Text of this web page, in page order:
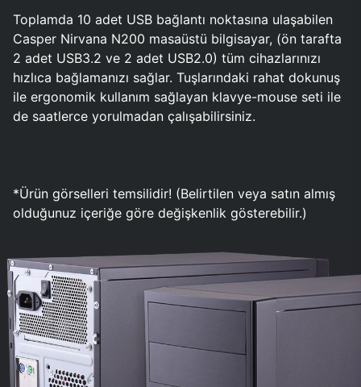
Toplamda 10 adet USB bağlantı noktasına ulaşabilen
Casper Nirvana N200 masaüstü bilgisayar, (ön tarafta
2 adet USB3.2 ve 2 adet USB2.0) tüm cihazlarınızı
hızlıca bağlamanızı sağlar. Tuşlarındaki rahat dokunuş
ile ergonomik kullanım sağlayan klavye-mouse seti ile
de saatlerce yorulmadan çalışabilirsiniz.
*Ürün görselleri temsilidir! (Belirtilen veya satın almış
olduğunuz içeriğe göre değişkenlik gösterebilir.)